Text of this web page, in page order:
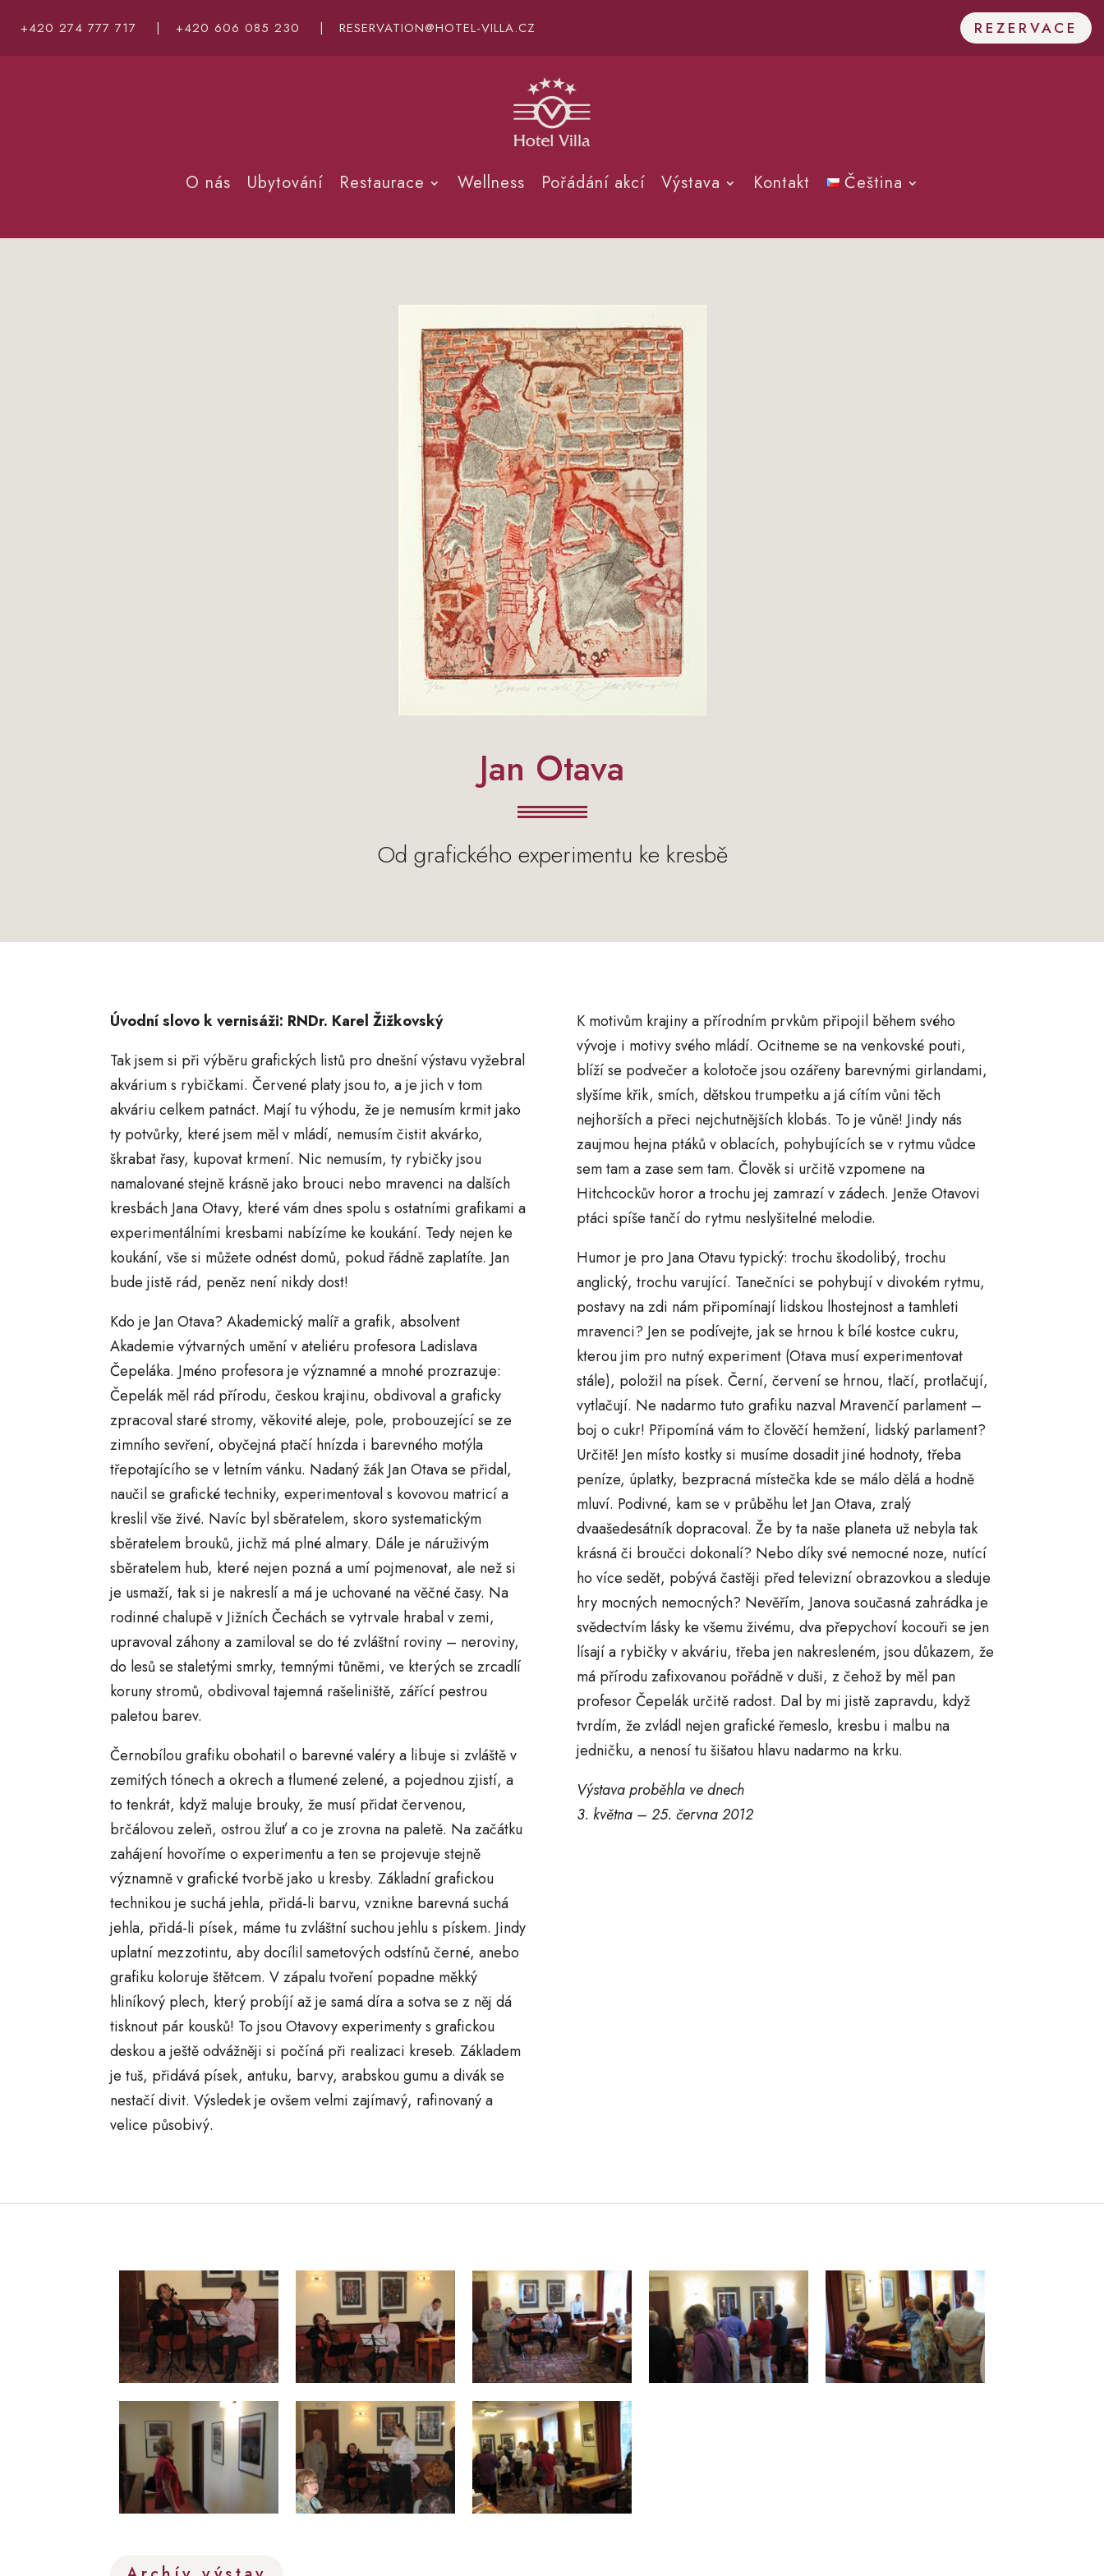
+420 274 777 717 | +420 606 085 230 | RESERVATION@HOTEL-VILLA.CZ REZERVACE
O nás Ubytování Restaurace Wellness Pořádání akcí Výstava Kontakt Čeština
Jan Otava
Od grafického experimentu ke kresbě
Úvodní slovo k vernisáži: RNDr. Karel Žižkovský
Tak jsem si při výběru grafických listů pro dnešní výstavu vyžebral
akvárium s rybičkami. Červené platy jsou to, a je jich v tom
akváriu celkem patnáct. Mají tu výhodu, že je nemusím krmit jako
ty potvůrky, které jsem měl v mládí, nemusím čistit akvárko,
škrabat řasy, kupovat krmení. Nic nemusím, ty rybičky jsou
namalované stejně krásně jako brouci nebo mravenci na dalších
kresbách Jana Otavy, které vám dnes spolu s ostatními grafikami a
experimentálními kresbami nabízíme ke koukání. Tedy nejen ke
koukání, vše si můžete odnést domů, pokud řádně zaplatíte. Jan
bude jistě rád, peněz není nikdy dost!
Kdo je Jan Otava? Akademický malíř a grafik, absolvent
Akademie výtvarných umění v ateliéru profesora Ladislava
Čepeláka. Jméno profesora je významné a mnohé prozrazuje:
Čepelák měl rád přírodu, českou krajinu, obdivoval a graficky
zpracoval staré stromy, věkovité aleje, pole, probouzející se ze
zimního sevření, obyčejná ptačí hnízda i barevného motýla
třepotajícího se v letním vánku. Nadaný žák Jan Otava se přidal,
naučil se grafické techniky, experimentoval s kovovou matricí a
kreslil vše živé. Navíc byl sběratelem, skoro systematickým
sběratelem brouků, jichž má plné almary. Dále je náruživým
sběratelem hub, které nejen pozná a umí pojmenovat, ale než si
je usmaží, tak si je nakreslí a má je uchované na věčné časy. Na
rodinné chalupě v Jižních Čechách se vytrvale hrabal v zemi,
upravoval záhony a zamiloval se do té zvláštní roviny – neroviny,
do lesů se staletými smrky, temnými tůněmi, ve kterých se zrcadlí
koruny stromů, obdivoval tajemná rašeliniště, zářící pestrou
paletou barev.
Černobílou grafiku obohatil o barevné valéry a libuje si zvláště v
zemitých tónech a okrech a tlumené zelené, a pojednou zjistí, a
to tenkrát, když maluje brouky, že musí přidat červenou,
brčálovou zeleň, ostrou žluť a co je zrovna na paletě. Na začátku
zahájení hovoříme o experimentu a ten se projevuje stejně
významně v grafické tvorbě jako u kresby. Základní grafickou
technikou je suchá jehla, přidá-li barvu, vznikne barevná suchá
jehla, přidá-li písek, máme tu zvláštní suchou jehlu s pískem. Jindy
uplatní mezzotintu, aby docílil sametových odstínů černé, anebo
grafiku koloruje štětcem. V zápalu tvoření popadne měkký
hliníkový plech, který probíjí až je samá díra a sotva se z něj dá
tisknout pár kousků! To jsou Otavovy experimenty s grafickou
deskou a ještě odvážněji si počíná při realizaci kreseb. Základem
je tuš, přidává písek, antuku, barvy, arabskou gumu a divák se
nestačí divit. Výsledek je ovšem velmi zajímavý, rafinovaný a
velice působivý.
K motivům krajiny a přírodním prvkům připojil během svého
vývoje i motivy svého mládí. Ocitneme se na venkovské pouti,
blíží se podvečer a kolotoče jsou ozářeny barevnými girlandami,
slyšíme křik, smích, dětskou trumpetku a já cítím vůni těch
nejhorších a přeci nejchutnějších klobás. To je vůně! Jindy nás
zaujmou hejna ptáků v oblacích, pohybujících se v rytmu vůdce
sem tam a zase sem tam. Člověk si určitě vzpomene na
Hitchcockův horor a trochu jej zamrazí v zádech. Jenže Otavovi
ptáci spíše tančí do rytmu neslyšitelné melodie.
Humor je pro Jana Otavu typický: trochu škodolibý, trochu
anglický, trochu varující. Tanečníci se pohybují v divokém rytmu,
postavy na zdi nám připomínají lidskou lhostejnost a tamhleti
mravenci? Jen se podívejte, jak se hrnou k bílé kostce cukru,
kterou jim pro nutný experiment (Otava musí experimentovat
stále), položil na písek. Černí, červení se hrnou, tlačí, protlačují,
vytlačují. Ne nadarmo tuto grafiku nazval Mravenčí parlament –
boj o cukr! Připomíná vám to člověčí hemžení, lidský parlament?
Určitě! Jen místo kostky si musíme dosadit jiné hodnoty, třeba
peníze, úplatky, bezpracná místečka kde se málo dělá a hodně
mluví. Podivné, kam se v průběhu let Jan Otava, zralý
dvaašedesátník dopracoval. Že by ta naše planeta už nebyla tak
krásná či broučci dokonalí? Nebo díky své nemocné noze, nutící
ho více sedět, pobývá častěji před televizní obrazovkou a sleduje
hry mocných nemocných? Nevěřím, Janova současná zahrádka je
svědectvím lásky ke všemu živému, dva přepychoví kocouři se jen
lísají a rybičky v akváriu, třeba jen nakresleném, jsou důkazem, že
má přírodu zafixovanou pořádně v duši, z čehož by měl pan
profesor Čepelák určitě radost. Dal by mi jistě zapravdu, když
tvrdím, že zvládl nejen grafické řemeslo, kresbu i malbu na
jedničku, a nenosí tu šišatou hlavu nadarmo na krku.
Výstava proběhla ve dnech
3. května – 25. června 2012